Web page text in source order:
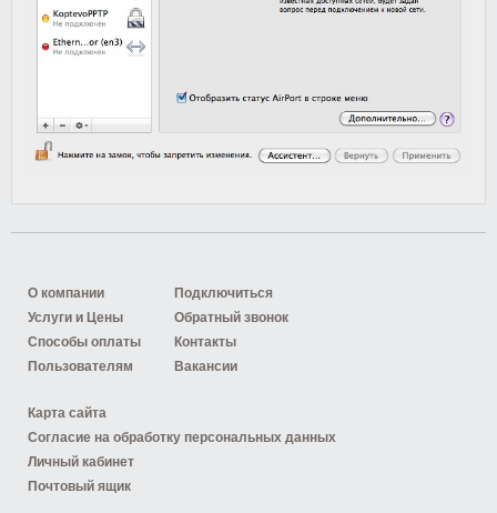
О компании
Услуги и Цены
Способы оплаты
Пользователям
Подключиться
Обратный звонок
Контакты
Вакансии
Карта сайта
Согласие на обработку персональных данных
Личный кабинет
Почтовый ящик